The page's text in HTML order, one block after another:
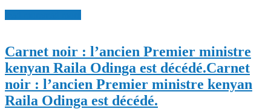
Carnet noir : l’ancien Premier ministre
kenyan Raila Odinga est décédé.Carnet
noir : l’ancien Premier ministre kenyan
Raila Odinga est décédé.